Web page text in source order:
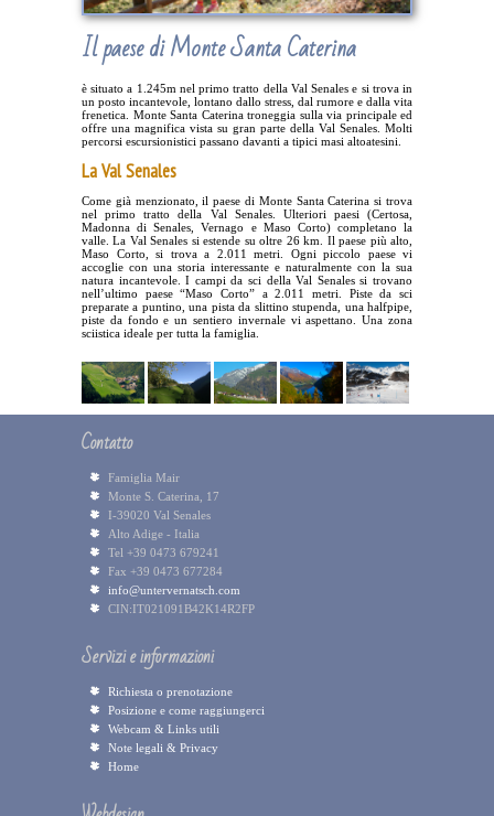
Il paese di Monte Santa Caterina
è situato a 1.245m nel primo tratto della Val Senales e si trova in
un posto incantevole, lontano dallo stress, dal rumore e dalla vita
frenetica. Monte Santa Caterina troneggia sulla via principale ed
offre una magnifica vista su gran parte della Val Senales. Molti
percorsi escursionistici passano davanti a tipici masi altoatesini.
La Val Senales
Come già menzionato, il paese di Monte Santa Caterina si trova
nel primo tratto della Val Senales. Ulteriori paesi (Certosa,
Madonna di Senales, Vernago e Maso Corto) completano la
valle. La Val Senales si estende su oltre 26 km. Il paese più alto,
Maso Corto, si trova a 2.011 metri. Ogni piccolo paese vi
accoglie con una storia interessante e naturalmente con la sua
natura incantevole. I campi da sci della Val Senales si trovano
nell’ultimo paese “Maso Corto” a 2.011 metri. Piste da sci
preparate a puntino, una pista da slittino stupenda, una halfpipe,
piste da fondo e un sentiero invernale vi aspettano. Una zona
sciistica ideale per tutta la famiglia.
Contatto
Famiglia Mair
Monte S. Caterina, 17
I-39020 Val Senales
Alto Adige - Italia
Tel +39 0473 679241
Fax +39 0473 677284
info@untervernatsch.com
CIN:IT021091B42K14R2FP
Servizi e informazioni
Richiesta o prenotazione
Posizione e come raggiungerci
Webcam & Links utili
Note legali & Privacy
Home